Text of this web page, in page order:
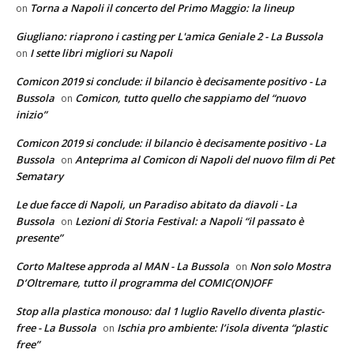
on Torna a Napoli il concerto del Primo Maggio: la lineup
Giugliano: riaprono i casting per L'amica Geniale 2 - La Bussola
on I sette libri migliori su Napoli
Comicon 2019 si conclude: il bilancio è decisamente positivo - La
Bussola on Comicon, tutto quello che sappiamo del “nuovo
inizio”
Comicon 2019 si conclude: il bilancio è decisamente positivo - La
Bussola on Anteprima al Comicon di Napoli del nuovo film di Pet
Sematary
Le due facce di Napoli, un Paradiso abitato da diavoli - La
Bussola on Lezioni di Storia Festival: a Napoli “il passato è
presente”
Corto Maltese approda al MAN - La Bussola on Non solo Mostra
D’Oltremare, tutto il programma del COMIC(ON)OFF
Stop alla plastica monouso: dal 1 luglio Ravello diventa plastic-
free - La Bussola on Ischia pro ambiente: l’isola diventa “plastic
free”